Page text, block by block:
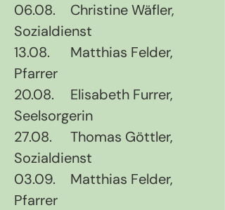
06.08.	Christine Wäfler,
Sozialdienst
13.08.	Matthias Felder,
Pfarrer
20.08.	Elisabeth Furrer,
Seelsorgerin
27.08.	Thomas Göttler,
Sozialdienst
03.09.	Matthias Felder,
Pfarrer